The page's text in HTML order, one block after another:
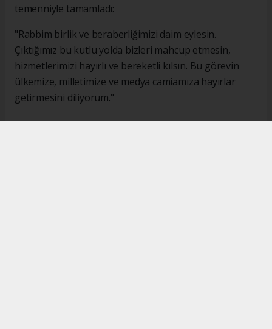
temenniyle tamamladı:
"Rabbim birlik ve beraberliğimizi daim eylesin.
Çıktığımız bu kutlu yolda bizleri mahcup etmesin,
hizmetlerimizi hayırlı ve bereketli kılsın. Bu görevin
ülkemize, milletimize ve medya camiamıza hayırlar
getirmesini diliyorum."